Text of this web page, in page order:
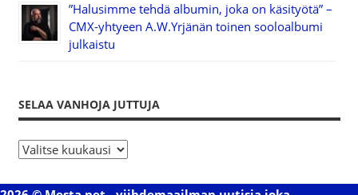
”Halusimme tehdä albumin, joka on käsityötä” –
CMX-yhtyeen A.W.Yrjänän toinen sooloalbumi
julkaistu
SELAA VANHOJA JUTTUJA
S
l